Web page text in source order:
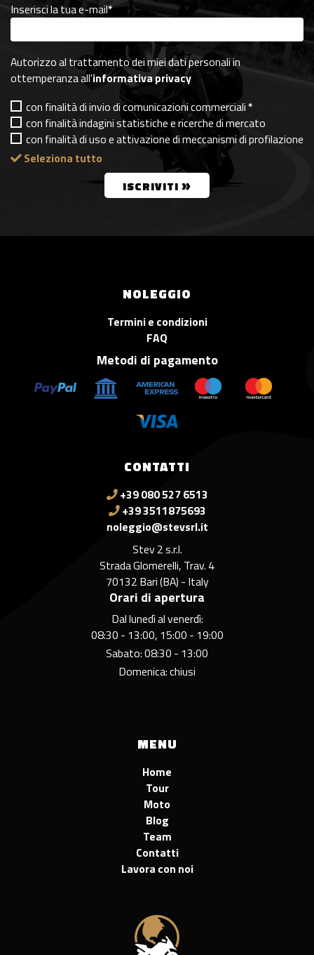
Inserisci la tua e-mail*
Autorizzo al trattamento dei miei dati personali in
ottemperanza all'informativa privacy
con finalità di invio di comunicazioni commerciali*
con finalità indagini statistiche e ricerche di mercato
con finalità di uso e attivazione di meccanismi di profilazione
Seleziona tutto
ISCRIVITI »
CONTATTI
+39 080 527 6513
+39 3511875693
noleggio@stevsrl.it
Stev 2 s.r.l.
Strada Glomerelli, Trav. 4
70132 Bari (BA) - Italy
Orari di apertura
Dal lunedì al venerdì:
08:30 - 13:00, 15:00 - 19:00
Sabato: 08:30 - 13:00
Domenica: chiusi
NOLEGGIO
Termini e condizioni
FAQ
Metodi di pagamento
MENU
Home
Tour
Moto
Blog
Team
Contatti
Lavora con noi